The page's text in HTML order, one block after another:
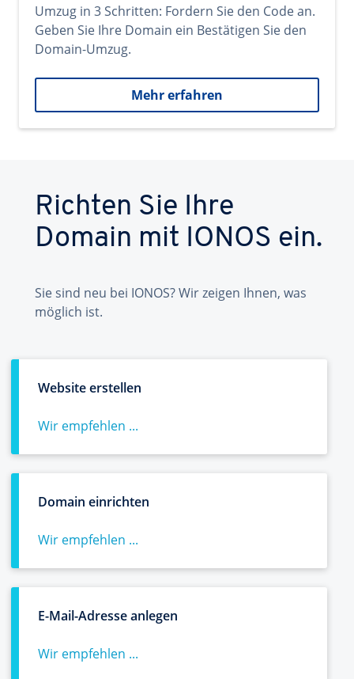
Umzug in 3 Schritten: Fordern Sie den Code an.
Geben Sie Ihre Domain ein Bestätigen Sie den
Domain-Umzug.
Mehr erfahren
Richten Sie Ihre
Domain mit IONOS ein.
Sie sind neu bei IONOS? Wir zeigen Ihnen, was
möglich ist.
Website erstellen
Wir empfehlen ...
Domain einrichten
Wir empfehlen ...
E-Mail-Adresse anlegen
Wir empfehlen ...